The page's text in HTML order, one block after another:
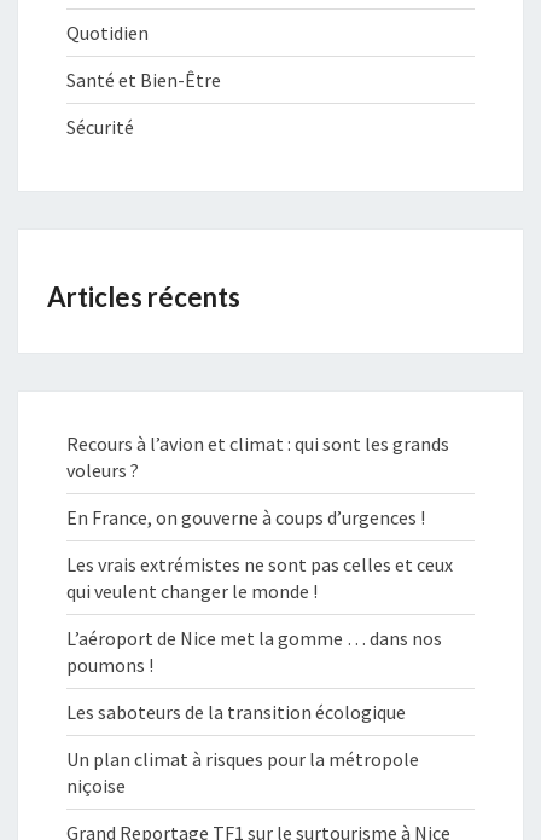
Quotidien
Santé et Bien-Être
Sécurité
Articles récents
Recours à l’avion et climat : qui sont les grands
voleurs ?
En France, on gouverne à coups d’urgences !
Les vrais extrémistes ne sont pas celles et ceux
qui veulent changer le monde !
L’aéroport de Nice met la gomme … dans nos
poumons !
Les saboteurs de la transition écologique
Un plan climat à risques pour la métropole
niçoise
Grand Reportage TF1 sur le surtourisme à Nice